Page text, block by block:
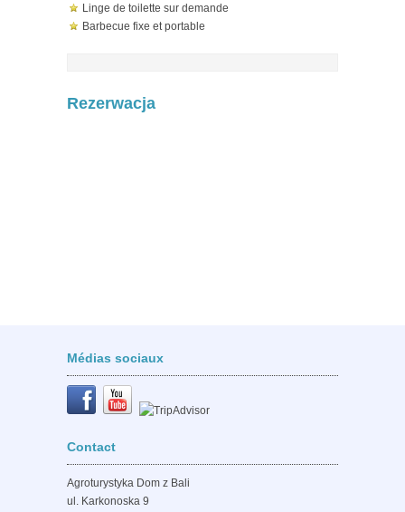
Linge de toilette sur demande
Barbecue fixe et portable
Rezerwacja
Médias sociaux
Contact
Agroturystyka Dom z Bali
ul. Karkonoska 9